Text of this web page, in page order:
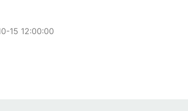
15 12:00:00